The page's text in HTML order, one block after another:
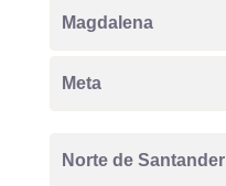
Magdalena
Meta
Norte de Santander